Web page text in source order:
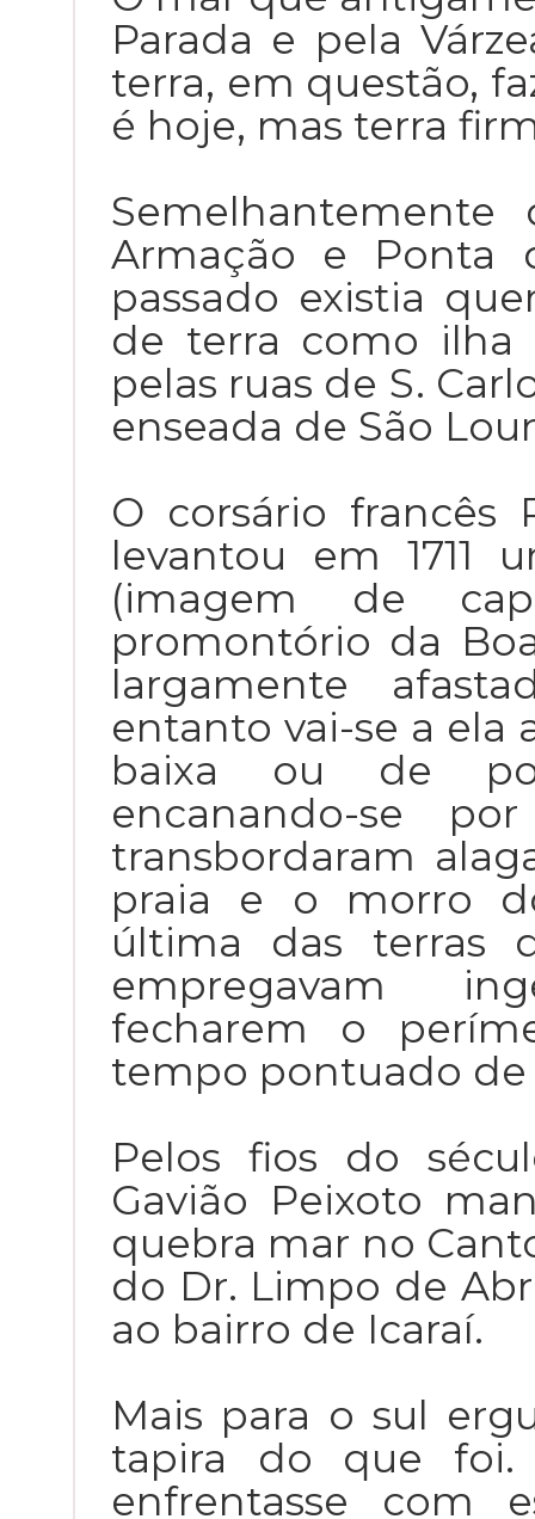
Parada e pela
terra, em questão,
é hoje, mas terra
Armação e Ponta
passado existia
de terra como ilha
pelas ruas de S.
enseada de São
O corsário francês
levantou em 1711
(imagem de
promontório da
largamente
entanto vai-se a ela
baixa ou de
encanando-se
transbordaram
praia e o morro
última das terras
empregavam
fecharem o
tempo pontuado de
Pelos fios do
Gavião Peixoto
quebra mar no
do Dr. Limpo de
ao bairro de Icaraí.
Mais para o sul
tapira do que foi.
enfrentasse com